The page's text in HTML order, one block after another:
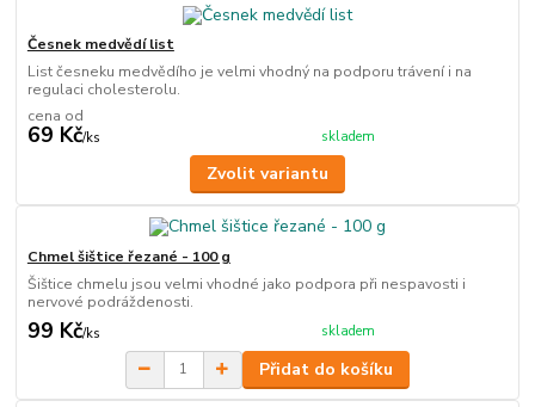
Česnek medvědí list
List česneku medvědího je velmi vhodný na podporu trávení i na
regulaci cholesterolu.
cena od
69 Kč/ks skladem
Zvolit variantu
Chmel šištice řezané - 100 g
Šištice chmelu jsou velmi vhodné jako podpora při nespavosti i
nervové podráždenosti.
99 Kč/ks skladem
Přidat do košíku